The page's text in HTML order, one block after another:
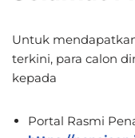
Untuk
terkini, para calon
kepada
Portal Rasmi